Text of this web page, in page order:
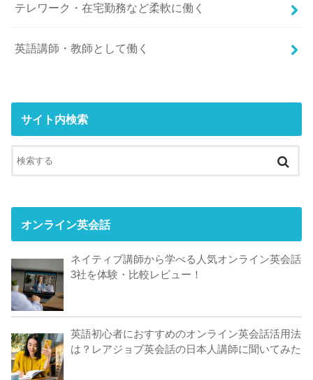
テレワーク・在宅勤務など柔軟に働く
英語講師・教師として働く
サイト内検索
オンライン英会話
ネイティブ講師から学べる人気オンライン英会話
3社を体験・比較レビュー！
英語初心者におすすめのオンライン英会話活用法
は？レアジョブ英会話の日本人講師に聞いてみた